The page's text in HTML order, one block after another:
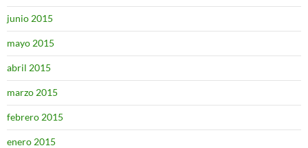
junio 2015
mayo 2015
abril 2015
marzo 2015
febrero 2015
enero 2015